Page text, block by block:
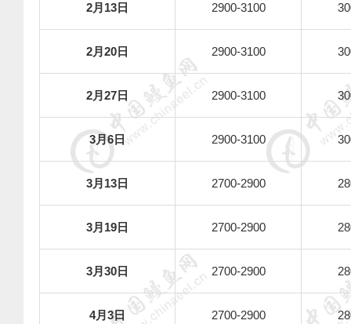
2月 13 日 2900-3100
2月 20 日 2900-3100
2月 27 日 2900-3100
3月6 日 2900-3100
3月 13 日 2700-2900
3月 19 日 2700-2900
3月 30 日 2700-2900
4月 3日 2700-2900